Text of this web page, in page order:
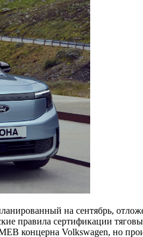
на сентябрь,
правила сертификации
концерна Volkswagen, но